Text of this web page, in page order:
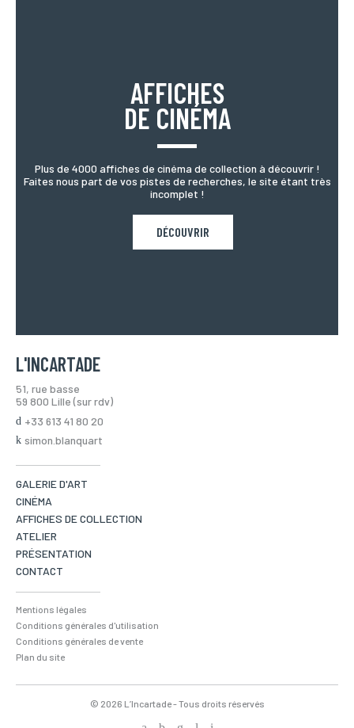
AFFICHES
DE CINÉMA
Plus de 4000 affiches de cinéma de collection à découvrir !
Faites nous part de vos pistes de recherches, le site étant très
incomplet !
DÉCOUVRIR
L'INCARTADE
51, rue basse
59 800 Lille (sur rdv)
+33 613 41 80 20
simon.blanquart
GALERIE D'ART
CINÉMA
AFFICHES DE COLLECTION
ATELIER
PRÉSENTATION
CONTACT
Mentions légales
Conditions générales d'utilisation
Conditions générales de vente
Plan du site
© 2026 L’Incartade - Tous droits réservés